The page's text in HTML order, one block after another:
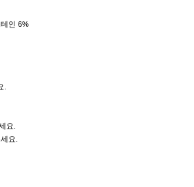
인 6%
.
요.
요.